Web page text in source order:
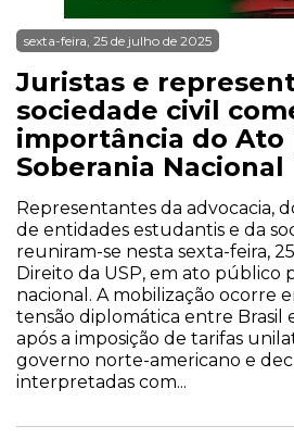
sexta-feira, 25 de julho de 2025
Juristas e
sociedade civil
importância do Ato
Soberania Nacional
Representantes da advocacia,
de entidades estudantis e da
reuniram-se nesta sexta-feira,
Direito da USP, em ato público
nacional. A mobilização ocorre
tensão diplomática entre Brasil
após a imposição de tarifas
governo norte-americano e
interpretadas com...